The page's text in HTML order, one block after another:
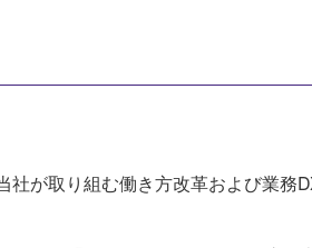
社が取り組む働き方改革および業務